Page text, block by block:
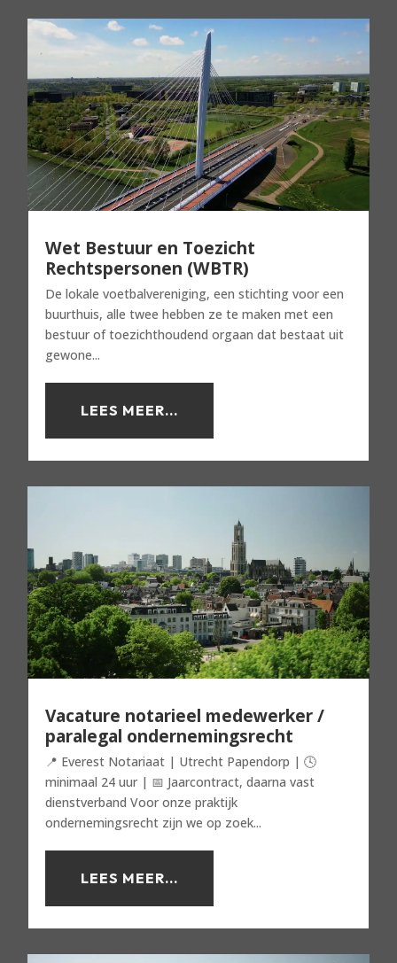
Wet Bestuur en Toezicht
Rechtspersonen (WBTR)
De lokale voetbalvereniging, een stichting voor een
buurthuis, alle twee hebben ze te maken met een
bestuur of toezichthoudend orgaan dat bestaat uit
gewone...
LEES MEER...
Vacature notarieel medewerker /
paralegal ondernemingsrecht
📍 Everest Notariaat | Utrecht Papendorp | 🕓
minimaal 24 uur | 📅 Jaarcontract, daarna vast
dienstverband Voor onze praktijk
ondernemingsrecht zijn we op zoek...
LEES MEER...